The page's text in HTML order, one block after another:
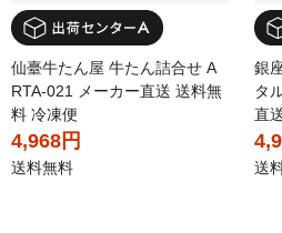
仙臺牛たん屋 牛たん詰合せ A
RTA-021 メーカー直送 送料無
料 冷凍便
4,968円
送料無料
銀
タ
直
送